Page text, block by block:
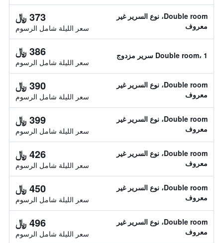
Double room، نوع السرير غير
معروف
373 ﷼
سعر الليلة شامل الرسوم
Double room، 1 سرير مزدوج 386 ﷼
سعر الليلة شامل الرسوم
Double room، نوع السرير غير
معروف
390 ﷼
سعر الليلة شامل الرسوم
Double room، نوع السرير غير
معروف
399 ﷼
سعر الليلة شامل الرسوم
Double room، نوع السرير غير
معروف
426 ﷼
سعر الليلة شامل الرسوم
Double room، نوع السرير غير
معروف
450 ﷼
سعر الليلة شامل الرسوم
Double room، نوع السرير غير
معروف
496 ﷼
سعر الليلة شامل الرسوم